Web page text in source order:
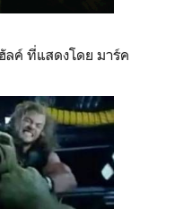
ลค์ ที่แสดงโดย มาร์ค